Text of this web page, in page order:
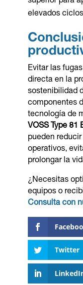
elevados
Evitar las
directa en la
sostenibilidad
componentes
tecnología de
VOSS Type 81
pueden
operativos,
prolongar la
¿Necesitas
equipos o
Consulta con
Twitter